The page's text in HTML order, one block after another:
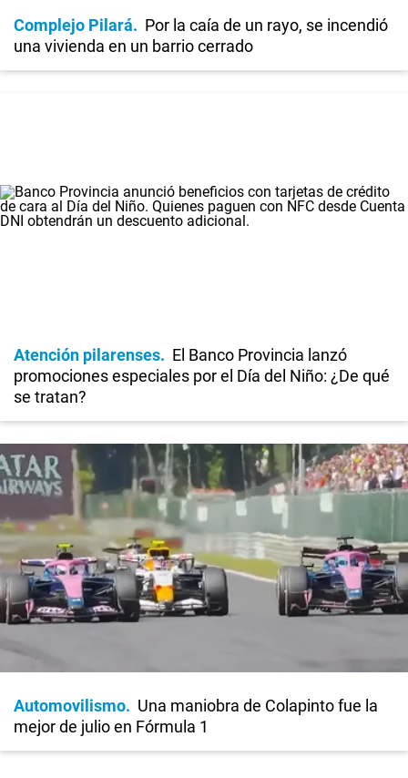
Complejo Pilará
Por la caía de un rayo, se incendió
una vivienda en un barrio cerrado
Atención pilarenses
El Banco Provincia lanzó
promociones especiales por el Día del Niño: ¿De qué
se tratan?
Automovilismo
Una maniobra de Colapinto fue la
mejor de julio en Fórmula 1